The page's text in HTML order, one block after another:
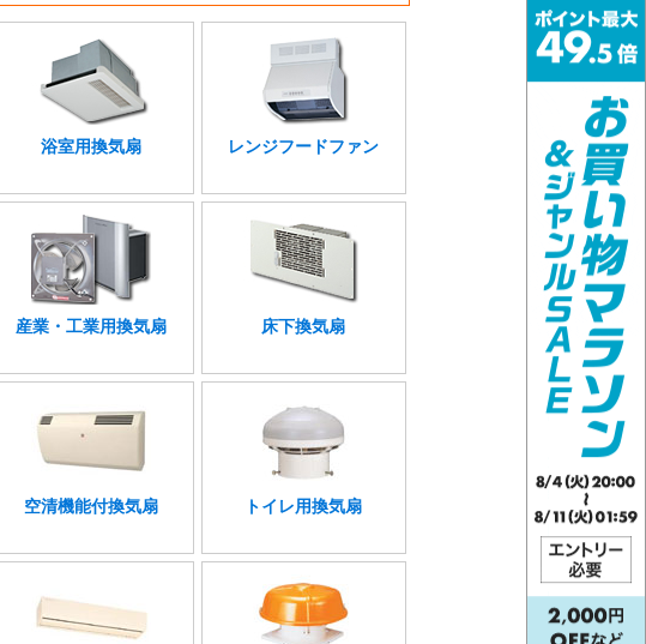
浴室用換気扇 レンジフードファン
産業・工業用換気扇 床下換気扇
空清機能付換気扇 トイレ用換気扇